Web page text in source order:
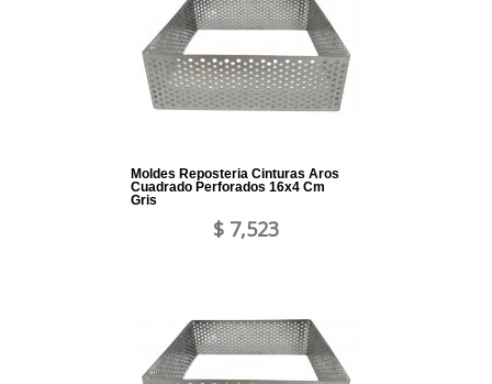
Moldes Reposteria Cinturas Aros
Cuadrado Perforados 16x4 Cm
Gris
$ 7,523